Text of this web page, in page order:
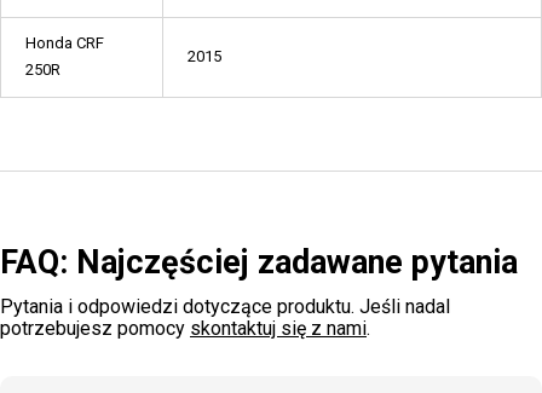
Honda CRF
250R
2015
FAQ: Najczęściej zadawane pytania
Pytania i odpowiedzi dotyczące produktu. Jeśli nadal
potrzebujesz pomocy skontaktuj się z nami.